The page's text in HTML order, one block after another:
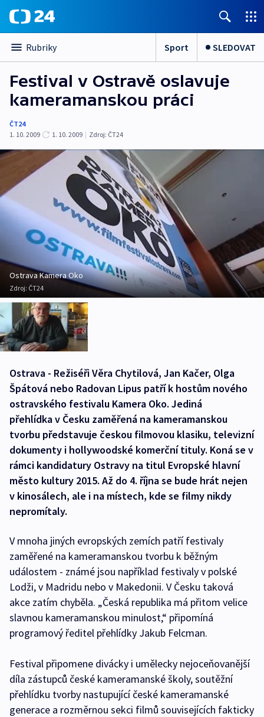
Rubriky Sport SLEDOVAT
Festival v Ostravě oslavuje
kameramanskou práci
ČT24
1. 10. 2009
1. 10. 2009 | Zdroj: ČT24
Ostrava Kamera Oko
Zdroj: ČT24
Ostrava - Režiséři Věra Chytilová, Jan Kačer, Olga
Špátová nebo Radovan Lipus patří k hostům nového
ostravského festivalu Kamera Oko. Jediná
přehlídka v Česku zaměřená na kameramanskou
tvorbu představuje českou filmovou klasiku, televizní
dokumenty i hollywoodské komerční tituly. Koná se v
rámci kandidatury Ostravy na titul Evropské hlavní
město kultury 2015. Až do 4. října se bude hrát nejen
v kinosálech, ale i na místech, kde se filmy nikdy
nepromítaly.
V mnoha jiných evropských zemích patří festivaly
zaměřené na kameramanskou tvorbu k běžným
událostem - známé jsou například festivaly v polské
Lodži, v Madridu nebo v Makedonii. V Česku taková
akce zatím chyběla. „Česká republika má přitom velice
slavnou kameramanskou minulost,“ připomíná
programový ředitel přehlídky Jakub Felcman.
Festival připomene divácky i umělecky nejoceňovanější
díla zástupců české kameramanské školy, soutěžní
přehlídku tvorby nastupující české kameramanské
generace a rozměrnou sekci filmů souvisejících fakticky